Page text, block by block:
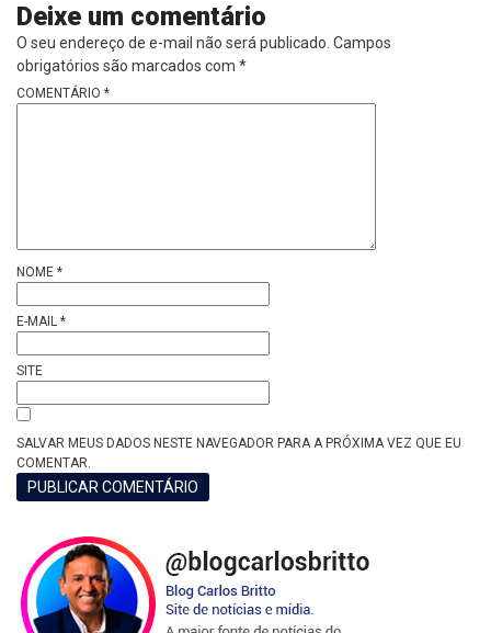
Deixe um comentário
O seu endereço de e-mail não será publicado. Campos
obrigatórios são marcados com *
COMENTÁRIO *
NOME *
E-MAIL *
SITE
SALVAR MEUS DADOS NESTE NAVEGADOR PARA A PRÓXIMA VEZ QUE EU
COMENTAR.